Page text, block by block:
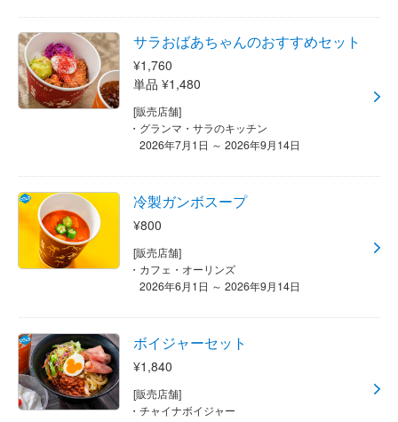
サラおばあちゃんのおすすめセット
¥1,760
単品 ¥1,480
[販売店舗]
グランマ・サラのキッチン
2026年7月1日 ～ 2026年9月14日
冷製ガンボスープ
¥800
[販売店舗]
カフェ・オーリンズ
2026年6月1日 ～ 2026年9月14日
ボイジャーセット
¥1,840
[販売店舗]
チャイナボイジャー